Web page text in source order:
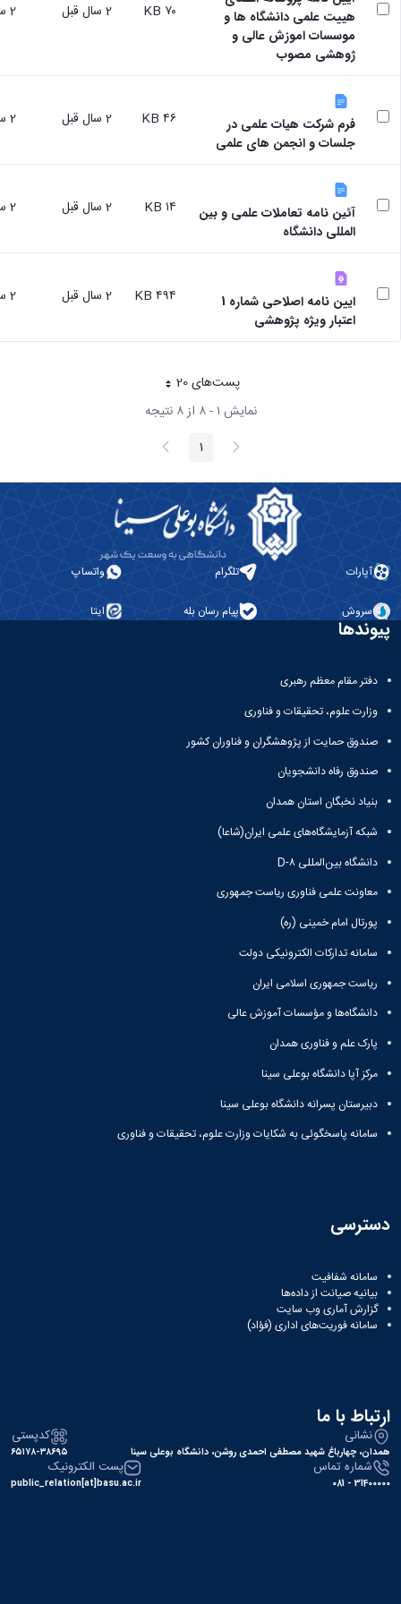
کارکنان
مصالح
آزمایشگاه
مواد
آزمایشگاه
باستان
شناسی
آزمایشگاه
هوش
و
بینایی
اولویت
پژوهشی
طرح
های
و
پلیس
نشریات
علمی
کارگروه
اخلاق
در
پژوهش
کرسی
نظریه
پردازی
دانشگاه
های
اعضای
هیات
علمی
سایر
آیین
نامه
ها
هییت علمی دانشگاه ها و
موسسات اموزش عالی و
ژوهشی مصوب
۷۰ KB 2 سال قبل 2 سال قبل
فرم شرکت هیات علمی در
جلسات و انجمن های علمی
۴۶ KB 2 سال قبل 2 سال قبل
آئین نامه تعاملات علمی و بین
المللی دانشگاه
۱۴ KB 2 سال قبل 2 سال قبل
ایین نامه اصلاحی شماره 1
اعتبار ویژه پژوهشی
۴۹۴ KB 2 سال قبل 2 سال قبل
پست‌‌های 20هر صفحه
نمایش ۱ - ۸ از ۸ نتیجه
پیغام
قبلی صفحه1 صفحه
بعد
آپارات تلگرام واتساپ
سروش پیام رسان بله ایتا
پیوندها
دفتر مقام معظم رهبری
وزارت علوم، تحقیقات و فناوری
صندوق حمایت از پژوهشگران و فناوران کشور
صندوق رفاه دانشجویان
بنیاد نخبگان استان همدان
شبکه آزمایشگاه‌های علمی ایران(شاعا)
دانشگاه بین‌المللی D-۸
معاونت علمی فناوری ریاست جمهوری
پورتال امام خمینی (ره)
سامانه تدارکات الکترونیکی دولت
ریاست جمهوری اسلامی ایران
دانشگاه‌ها و مؤسسات آموزش عالی
پارک علم و فناوری همدان
مرکز آپا دانشگاه بوعلی سینا
دبیرستان پسرانه دانشگاه بوعلی سینا
سامانه پاسخگوئی به شکایات وزارت علوم، تحقیقات و فناوری
دسترسی
سامانه شفافیت
بیانیه صیانت از داده‌ها
گزارش آماری وب‌ سایت
سامانه فوریت‌های اداری (فؤاد)
ارتباط با ما
نشانی
همدان، چهارباغ شهید مصطفی احمدی روشن، دانشگاه بوعلی سینا
کدپستی
۶۵۱۷۸-۳۸۶۹۵
شماره تماس
31400000 - 081
پست الکترونیک
public_relation[at]basu.ac.ir